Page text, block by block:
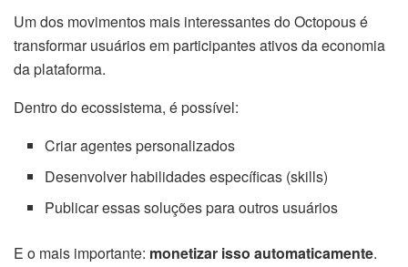
Um dos movimentos mais interessantes do Octopous é
transformar usuários em participantes ativos da economia
da plataforma.
Dentro do ecossistema, é possível:
Criar agentes personalizados
Desenvolver habilidades específicas (skills)
Publicar essas soluções para outros usuários
E o mais importante: monetizar isso automaticamente.